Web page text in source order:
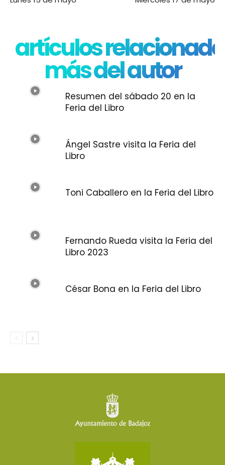
artículos
más del autor
Resumen del sábado 20 en la
Feria del Libro
Ángel Sastre visita la Feria del
Libro
Toni Caballero en la Feria del Libro
Fernando Rueda visita la Feria del
Libro 2023
César Bona en la Feria del Libro